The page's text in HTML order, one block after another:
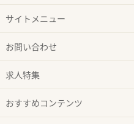
サイトメニュー
お問い合わせ
求人特集
おすすめコンテンツ